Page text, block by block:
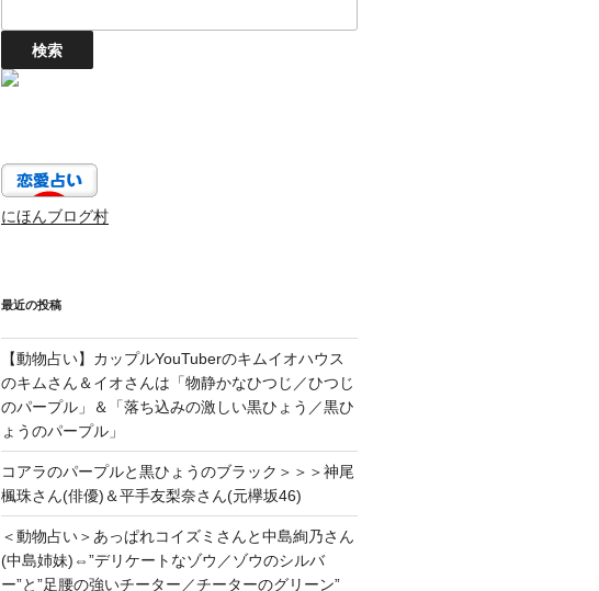
にほんブログ村
最近の投稿
【動物占い】カップルYouTuberのキムイオハウス
のキムさん＆イオさんは「物静かなひつじ／ひつじ
のパープル」＆「落ち込みの激しい黒ひょう／黒ひ
ょうのパープル」
コアラのパープルと黒ひょうのブラック＞＞＞神尾
楓珠さん(俳優)＆平手友梨奈さん(元欅坂46)
＜動物占い＞あっぱれコイズミさんと中島絢乃さん
(中島姉妹)⇔”デリケートなゾウ／ゾウのシルバ
ー”と”足腰の強いチーター／チーターのグリーン”